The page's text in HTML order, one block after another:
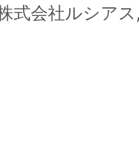
式会社ルシア